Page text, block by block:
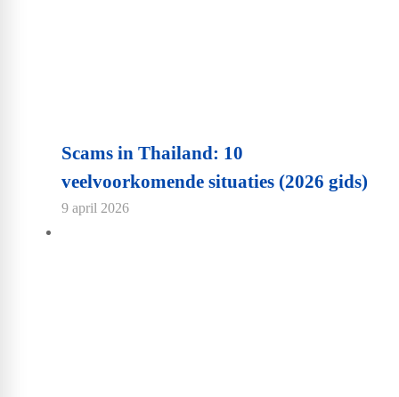
Scams in Thailand: 10
veelvoorkomende situaties (2026 gids)
9 april 2026